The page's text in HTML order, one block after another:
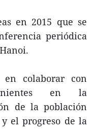
en 2015 que se
periódica
en colaborar con
en la
de la población
el progreso de la